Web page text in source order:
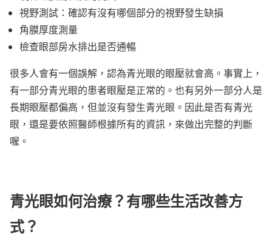
視野測試：確認有沒有哪個部分的視野發生缺損
角膜厚度測量
檢查眼部房水排出是否通暢
很多人會有一個誤解，認為青光眼的眼壓就會高。事實上，
有一部分青光眼的患者眼壓是正常的。也有另外一部分人是
長期眼壓都偏高，但並沒有發生青光眼。因此是否有青光
眼，還是要依照醫師根據所有的資訊，來做出完整的判斷
喔。
青光眼如何治療？有哪些生活改善方
式？